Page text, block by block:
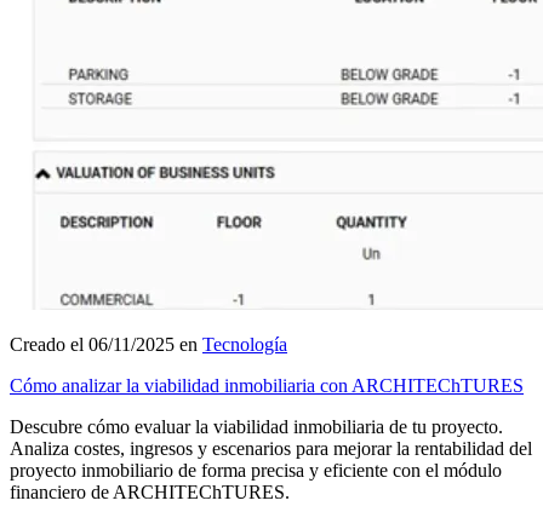
Creado el 06/11/2025 en Tecnología
Cómo analizar la viabilidad inmobiliaria con ARCHITEChTURES
Descubre cómo evaluar la viabilidad inmobiliaria de tu proyecto.
Analiza costes, ingresos y escenarios para mejorar la rentabilidad del
proyecto inmobiliario de forma precisa y eficiente con el módulo
financiero de ARCHITEChTURES.